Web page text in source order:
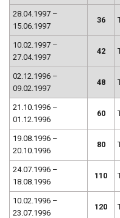
28.04.1997 –
15.06.1997
36
10.02.1997 –
27.04.1997
42
02.12.1996 –
09.02.1997
48
21.10.1996 –
01.12.1996
60
19.08.1996 –
20.10.1996
80
24.07.1996 –
18.08.1996
110
10.02.1996 –
23.07.1996
120